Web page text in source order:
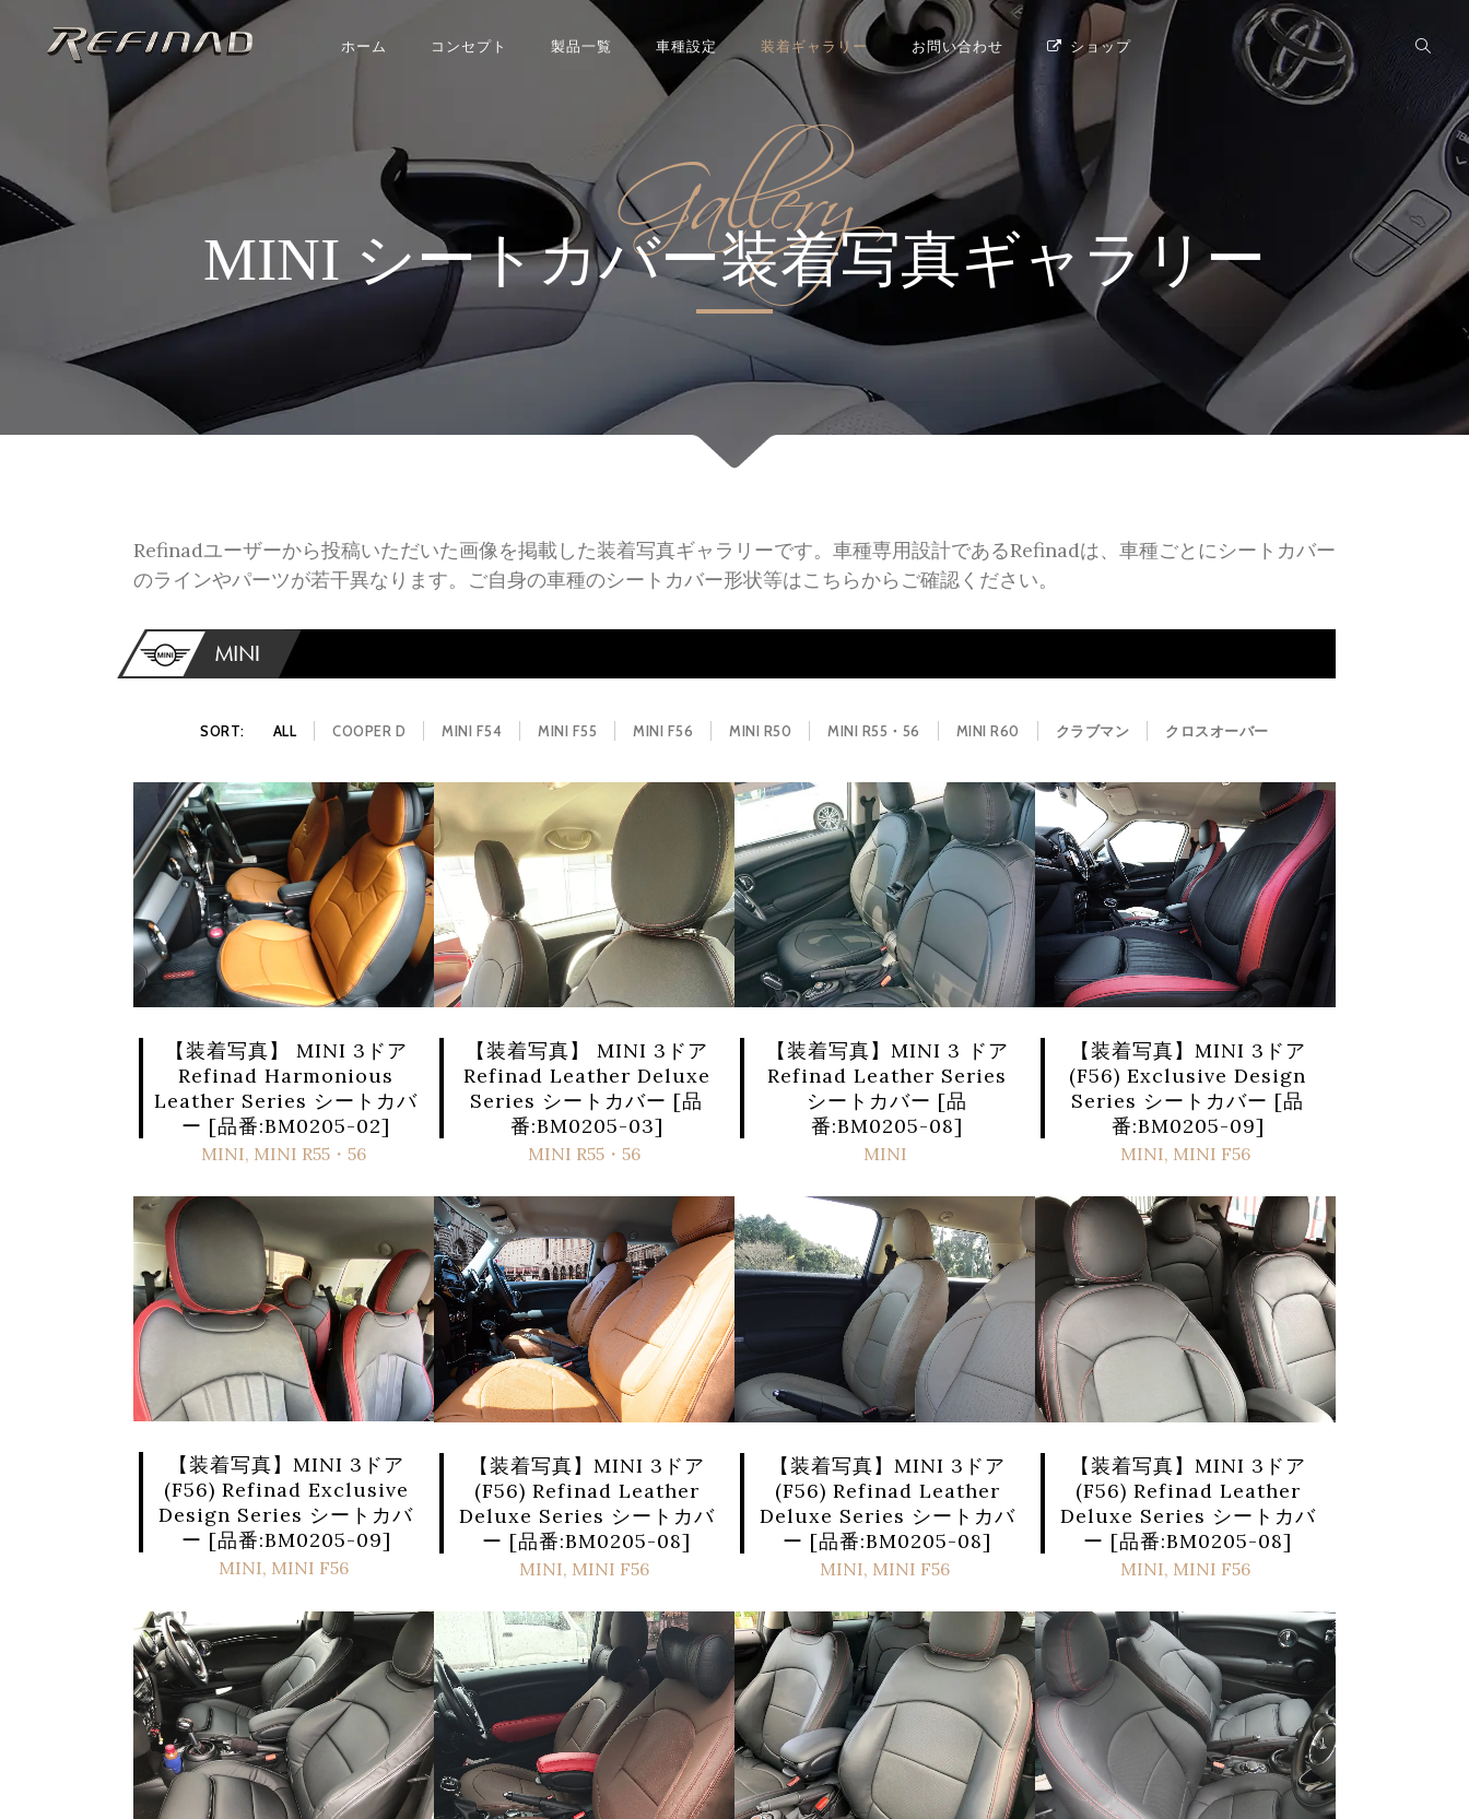
ホーム コンセプト 製品一覧 車種設定 装着ギャラリー お問い合わせ ショップ
Gallery
MINI シートカバー装着写真ギャラリー
Refinadユーザーから投稿いただいた画像を掲載した装着写真ギャラリーです。車種専用設計であるRefinadは、車種ごとにシートカバー
のラインやパーツが若干異なります。ご自身の車種のシートカバー形状等はこちらからご確認ください。
SORT: ALL COOPER D MINI F54 MINI F55 MINI F56 MINI R50 MINI R55・56 MINI R60 クラブマン クロスオーバー
【装着写真】 MINI 3ドア
Refinad Harmonious
Leather Series シートカバ
ー [品番:BM0205-02]
MINI, MINI R55・56
【装着写真】 MINI 3ドア
Refinad Leather Deluxe
Series シートカバー [品
番:BM0205-03]
MINI R55・56
【装着写真】MINI 3 ドア
Refinad Leather Series
シートカバー [品
番:BM0205-08]
MINI
【装着写真】MINI 3ドア
(F56) Exclusive Design
Series シートカバー [品
番:BM0205-09]
MINI, MINI F56
【装着写真】MINI 3ドア
(F56) Refinad Exclusive
Design Series シートカバ
ー [品番:BM0205-09]
MINI, MINI F56
【装着写真】MINI 3ドア
(F56) Refinad Leather
Deluxe Series シートカバ
ー [品番:BM0205-08]
MINI, MINI F56
【装着写真】MINI 3ドア
(F56) Refinad Leather
Deluxe Series シートカバ
ー [品番:BM0205-08]
MINI, MINI F56
【装着写真】MINI 3ドア
(F56) Refinad Leather
Deluxe Series シートカバ
ー [品番:BM0205-08]
MINI, MINI F56